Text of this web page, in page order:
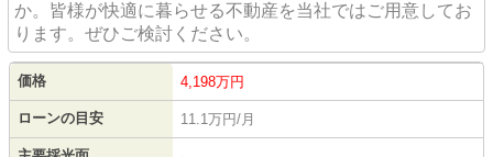
か。皆様が快適に暮らせる不動産を当社ではご用意してお
ります。ぜひご検討ください。
価格 4,198万円
ローンの目安 11.1万円/月